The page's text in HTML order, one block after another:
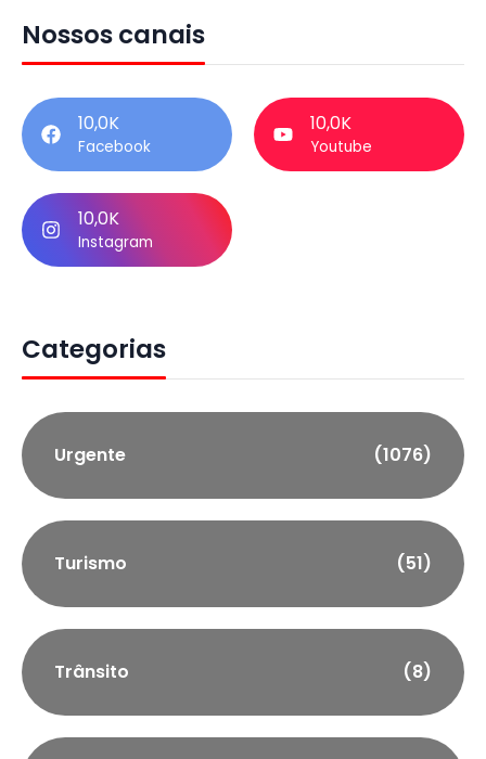
Nossos canais
10,0K
Facebook
10,0K
Youtube
10,0K
Instagram
Categorias
Urgente (1076)
Turismo (51)
Trânsito (8)